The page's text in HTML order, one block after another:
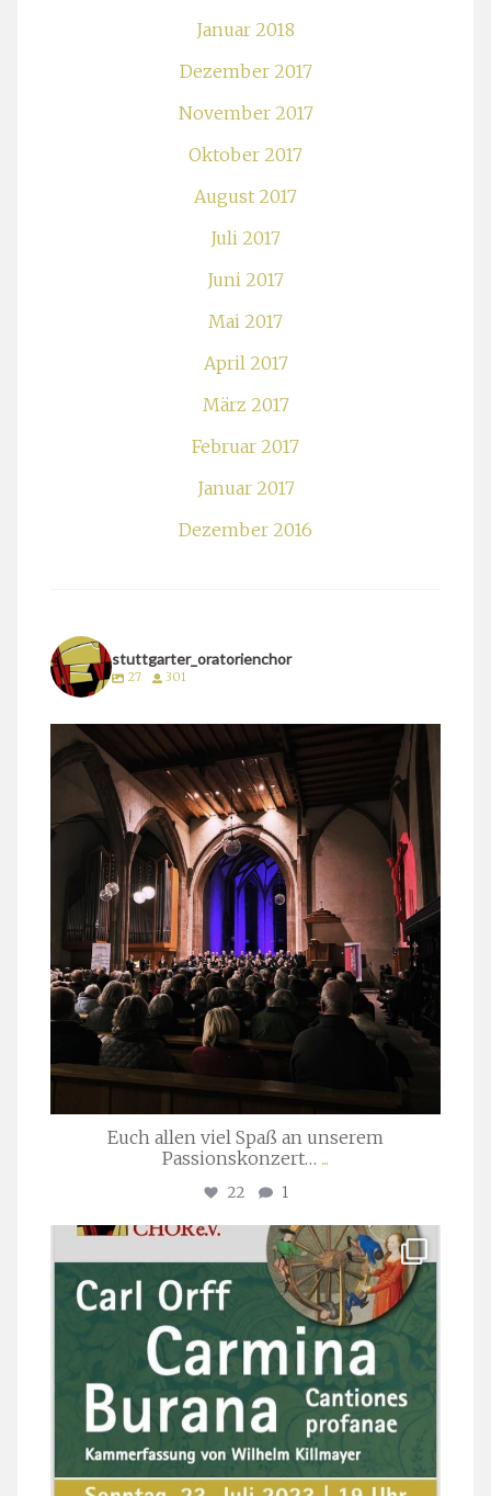
Januar 2018
Dezember 2017
November 2017
Oktober 2017
August 2017
Juli 2017
Juni 2017
Mai 2017
April 2017
März 2017
Februar 2017
Januar 2017
Dezember 2016
stuttgarter_oratorienchor
27 301
stuttgarter_oratorienchor
März 24
Euch allen viel Spaß an unserem
Passionskonzert… ...
22 1
stuttgarter_oratorienchor
Juli 22